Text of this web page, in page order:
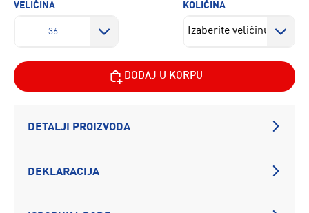
VELIČINA
36
KOLIČINA
DODAJ U KORPU
DETALJI PROIZVODA
DEKLARACIJA